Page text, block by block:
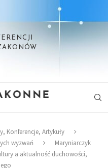
Konferencje, Artykuły
wyzwań
Maryniarczyk
a aktualność duchowości,